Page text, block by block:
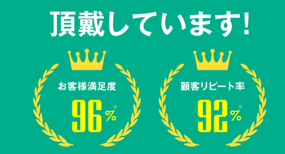
頂戴しています!